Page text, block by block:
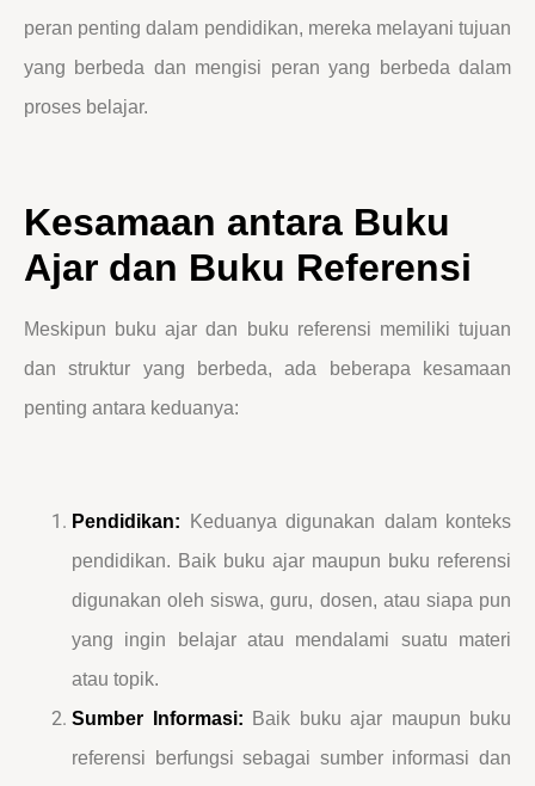
peran penting dalam pendidikan, mereka melayani tujuan
yang berbeda dan mengisi peran yang berbeda dalam
proses belajar.
Kesamaan antara Buku
Ajar dan Buku Referensi
Meskipun buku ajar dan buku referensi memiliki tujuan
dan struktur yang berbeda, ada beberapa kesamaan
penting antara keduanya:
Pendidikan: Keduanya digunakan dalam konteks
pendidikan. Baik buku ajar maupun buku referensi
digunakan oleh siswa, guru, dosen, atau siapa pun
yang ingin belajar atau mendalami suatu materi
atau topik.
Sumber Informasi: Baik buku ajar maupun buku
referensi berfungsi sebagai sumber informasi dan